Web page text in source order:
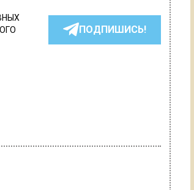
ПОДПИШИСЬ!